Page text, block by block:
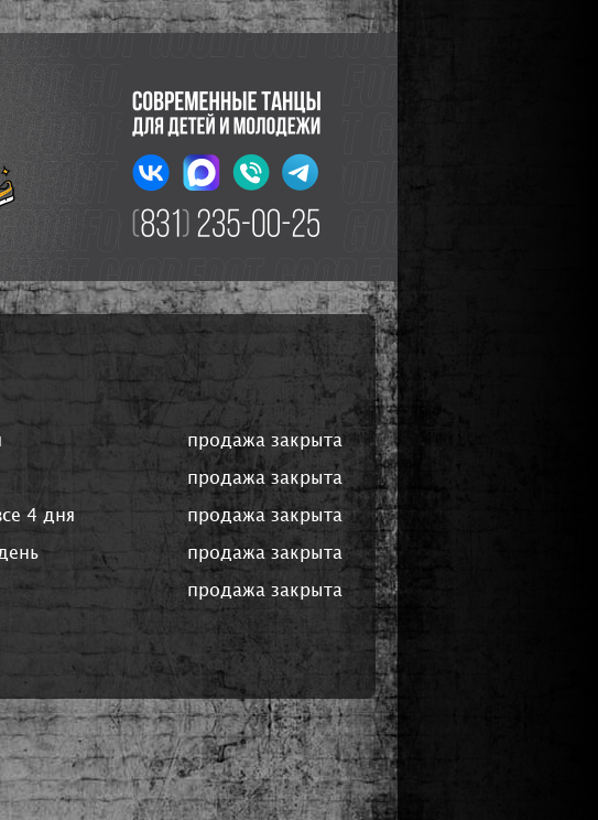
продажа закрыта
продажа закрыта
4 дня продажа закрыта
продажа закрыта
продажа закрыта